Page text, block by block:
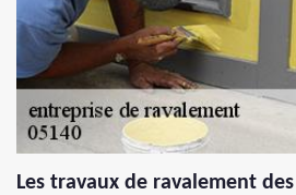
Les travaux de ravalement